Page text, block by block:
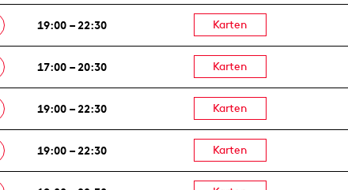
19:00 – 22:30 Karten
17:00 – 20:30 Karten
19:00 – 22:30 Karten
19:00 – 22:30 Karten